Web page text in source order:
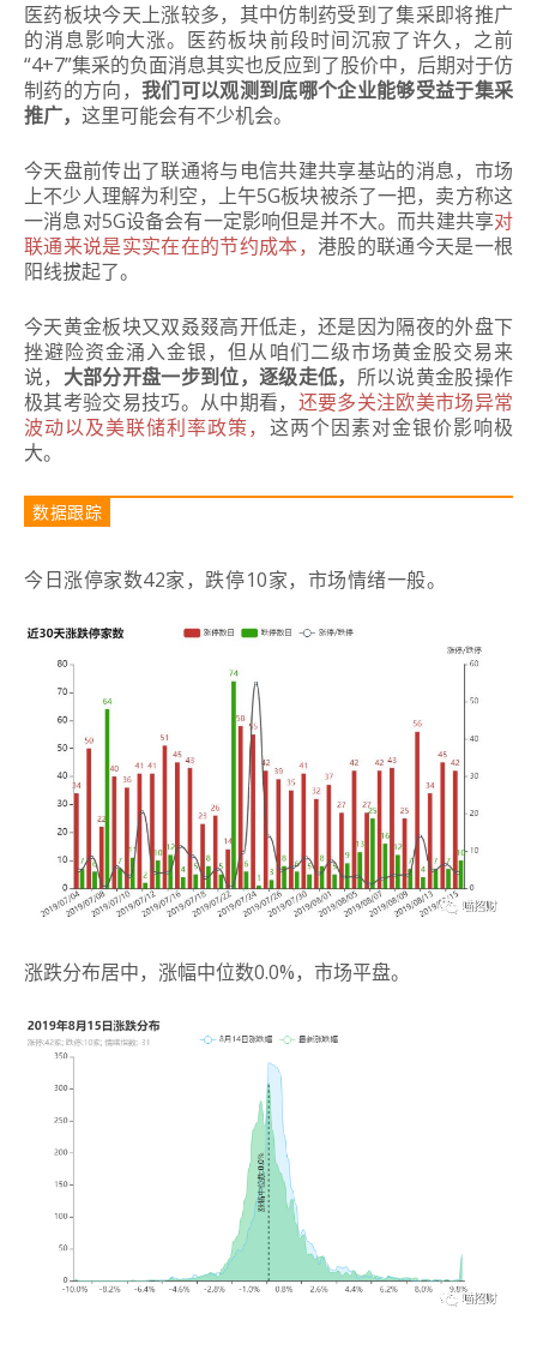
医药板块今天上涨较多，其中仿制药受到了集采即将推广
的消息影响大涨。 医药板块前段时间沉寂了许久，之前
“4+7”集采的负面消息其实也反应到了股价中，后期对于仿
制药的方向， 我们可以观测到底哪个企业能够受益于集采
推广， 这里可能会有不少机会。
今天盘前传出了联通将与电信共建共享基站的消息，市场
上不少人理解为利空，上午5G板块被杀了一把，卖方称这
一消息对5G设备会有一定影响但是并不大。 而共建共享对
联通来说是实实在在的节约成本， 港股的联通今天是一根
阳线拔起了。
今天黄金板块又双叒叕高开低走，还是因为隔夜的外盘下
挫避险资金涌入金银，但从咱们二级市场黄金股交易来
说， 大部分开盘一步到位，逐级走低， 所以说黄金股操作
极其考验交易技巧。 从中期看， 还要多关注欧美市场异常
波动以及美联储利率政策， 这两个因素对金银价影响极
大。
数据跟踪
今日涨停家数42家，跌停10家，市场情绪一般。
涨跌分布居中，涨幅中位数0.0%，市场平盘。